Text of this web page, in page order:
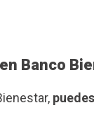
Banco